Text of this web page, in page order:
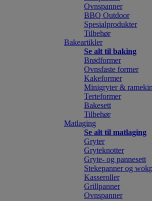
Ovnspanner
BBQ Outdoor
Spesialprodukter
Tilbehør
Bakeartikler
Se alt til baking
Brødformer
Ovnsfaste former
Kakeformer
Minigryter &
Terteformer
Bakesett
Tilbehør
Matlaging
Se alt til matlaging
Gryter
Gryteknotter
Gryte- og pannesett
Stekepanner og
Kasseroller
Grillpanner
Ovnspanner